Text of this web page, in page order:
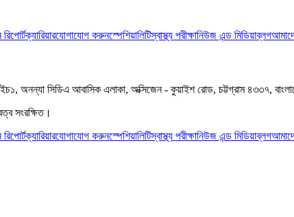
ক্যারিয়ারযোগাযোগ করুনস্পেশিয়ালিটিস্বাস্থ্য পরীক্ষানিউজ এন্ড মিডিয়াব্লগ
অনন্যা সিডিএ আবাসিক এলাকা, অক্সিজেন - কুয়াইশ রোড, চট্টগ্রাম ৪৩৩৭,
সংরক্ষিত।
ক্যারিয়ারযোগাযোগ করুনস্পেশিয়ালিটিস্বাস্থ্য পরীক্ষানিউজ এন্ড মিডিয়াব্লগ